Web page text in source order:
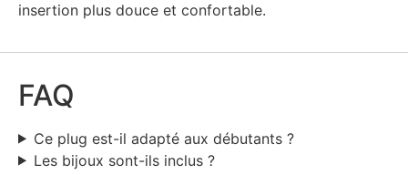
insertion plus douce et confortable.
FAQ
Ce plug est-il adapté aux débutants ?
Les bijoux sont-ils inclus ?